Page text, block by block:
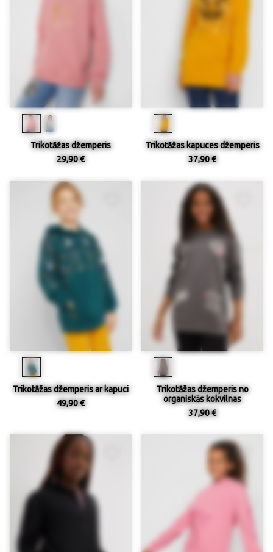
Trikotāžas džemperis
29,90 €
Trikotāžas kapuces džemperis
37,90 €
Trikotāžas džemperis ar kapuci
49,90 €
Trikotāžas džemperis no
organiskās kokvilnas
37,90 €